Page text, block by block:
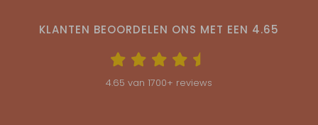
KLANTEN BEOORDELEN ONS MET EEN 4.65
4.65 van 1700+ reviews